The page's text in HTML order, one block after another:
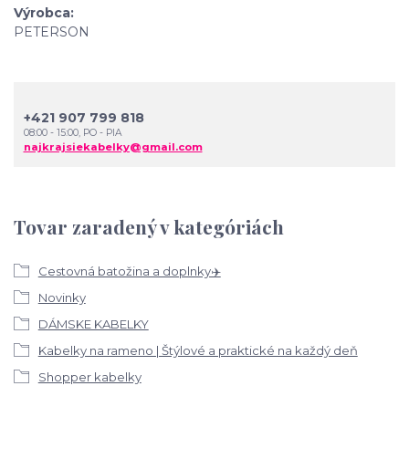
Výrobca
PETERSON
Tovar zaradený v kategóriách
Cestovná batožina a doplnky✈️
Novinky
DÁMSKE KABELKY
Kabelky na rameno | Štýlové a praktické na každý deň
Shopper kabelky
+421 907 799 818
08:00 - 15:00, PO - PIA
najkrajsiekabelky@gmail.com